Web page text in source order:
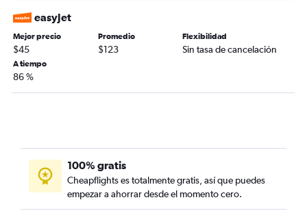
easyJet
Mejor precio
$45
Promedio
$123
Flexibilidad
Sin tasa de cancelación
A tiempo
86 %
100% gratis
Cheapflights es totalmente gratis, así que puedes
empezar a ahorrar desde el momento cero.